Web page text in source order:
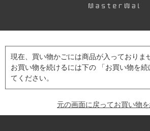
現在、買い物かごには商品が入っておりま
お買い物を続けるには下の 「お買い物を
てください。
元の画面に戻ってお買い物